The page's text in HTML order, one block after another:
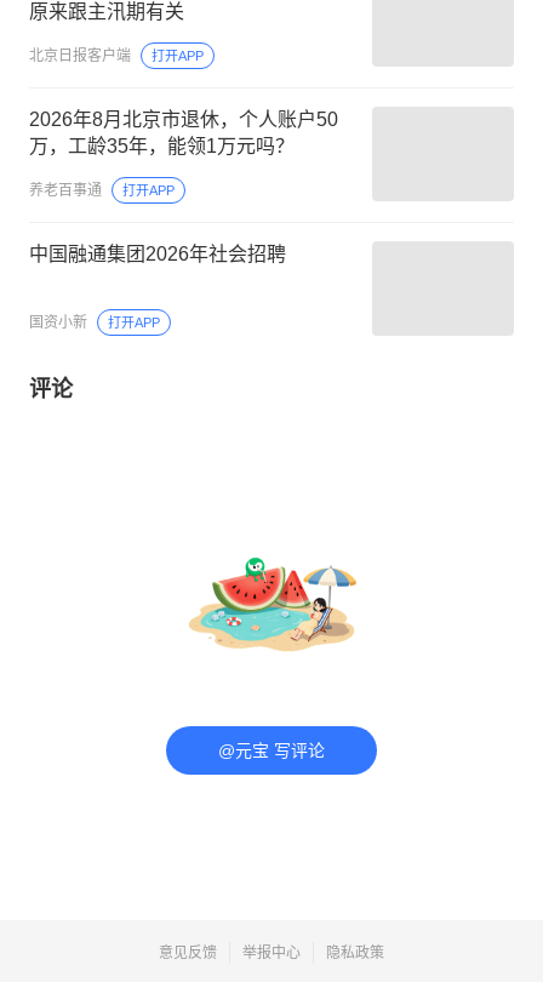
原来跟主汛期有关
北京日报客户端 打开APP
2026年8月北京市退休，个人账户50
万，工龄35年，能领1万元吗？
养老百事通 打开APP
中国融通集团2026年社会招聘
国资小新 打开APP
评论
@元宝 写评论
意见反馈 举报中心 隐私政策